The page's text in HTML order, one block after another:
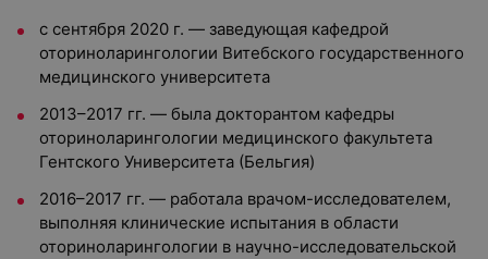
с сентября 2020 г. — заведующая кафедрой
оториноларингологии Витебского государственного
медицинского университета
2013–2017 гг. — была докторантом кафедры
оториноларингологии медицинского факультета
Гентского Университета (Бельгия)
2016–2017 гг. — работала врачом-исследователем,
выполняя клинические испытания в области
оториноларингологии в научно-исследовательской